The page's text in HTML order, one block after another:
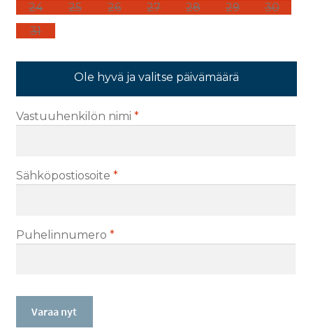
24
25 26 27 28 29
30
31
Ole hyvä ja valitse päivämäärä
Vastuuhenkilön nimi *
Sähköpostiosoite *
Puhelinnumero *
Varaa nyt